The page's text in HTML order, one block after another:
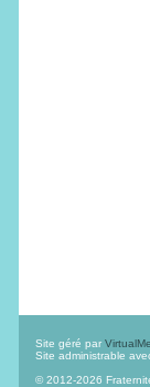
Site géré par
Site administrable
© 2012-2026